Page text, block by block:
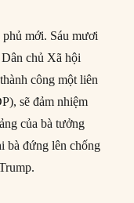
mới. Sáu mươi
chủ Xã hội
công một liên
sẽ đảm nhiệm
của bà tưởng
bà đứng lên chống